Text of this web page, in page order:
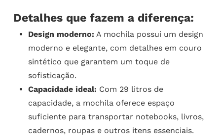
Detalhes que fazem a diferença:
Design moderno: A mochila possui um design
moderno e elegante, com detalhes em couro
sintético que garantem um toque de
sofisticação.
Capacidade ideal: Com 29 litros de
capacidade, a mochila oferece espaço
suficiente para transportar notebooks, livros,
cadernos, roupas e outros itens essenciais.